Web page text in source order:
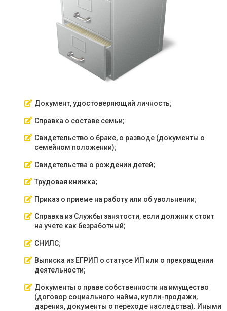
Документ, удостоверяющий личность;
Справка о составе семьи;
Свидетельство о браке, о разводе (документы о
семейном положении);
Свидетельства о рождении детей;
Трудовая книжка;
Приказ о приеме на работу или об увольнении;
Справка из Службы занятости, если должник стоит
на учете как безработный;
СНИЛС;
Выписка из ЕГРИП о статусе ИП или о прекращении
деятельности;
Документы о праве собственности на имущество
(договор социального найма, купли-продажи,
дарения, документы о переходе наследства). Иными